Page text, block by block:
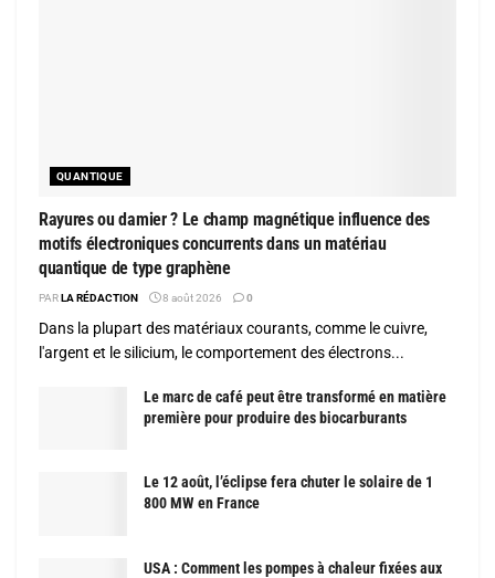
QUANTIQUE
Rayures ou damier ? Le champ magnétique influence des
motifs électroniques concurrents dans un matériau
quantique de type graphène
PARLA RÉDACTION 8 août 2026 0
Dans la plupart des matériaux courants, comme le cuivre,
l'argent et le silicium, le comportement des électrons...
Le marc de café peut être transformé en matière
première pour produire des biocarburants
Le 12 août, l’éclipse fera chuter le solaire de 1
800 MW en France
USA : Comment les pompes à chaleur fixées aux